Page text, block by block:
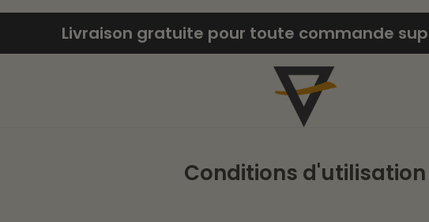
Livraison gratuite pour toute commande
Conditions d'utilisation